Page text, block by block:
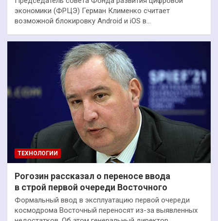
экономики (ФРЦЭ) Герман Клименко считает
возможной блокировку Android и iOS в…
ТЕХНОЛОГИИ
Рогозин рассказал о переносе ввода
в строй первой очереди Восточного
Формальный ввод в эксплуатацию первой очереди
космодрома Восточный переносят из-за выявленных